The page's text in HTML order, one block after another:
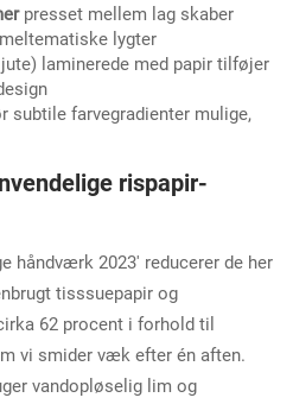
presset mellem lag skaber
lygter
jute) laminerede med papir tilføjer
subtile farvegradienter mulige,
rispapir-
håndværk 2023' reducerer de her
tisssuepapir og
62 procent i forhold til
vi smider væk efter én aften.
vandopløselig lim og